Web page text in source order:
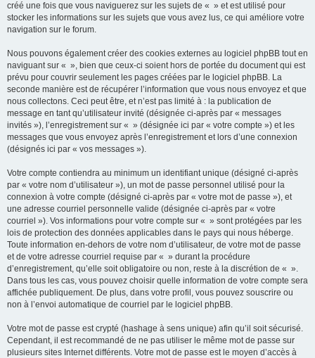
créé une fois que vous naviguerez sur les sujets de « » et est utilisé pour
stocker les informations sur les sujets que vous avez lus, ce qui améliore votre
navigation sur le forum.
Nous pouvons également créer des cookies externes au logiciel phpBB tout en
naviguant sur « », bien que ceux-ci soient hors de portée du document qui est
prévu pour couvrir seulement les pages créées par le logiciel phpBB. La
seconde manière est de récupérer l’information que vous nous envoyez et que
nous collectons. Ceci peut être, et n’est pas limité à : la publication de
message en tant qu’utilisateur invité (désignée ci-après par « messages
invités »), l’enregistrement sur « » (désignée ici par « votre compte ») et les
messages que vous envoyez après l’enregistrement et lors d’une connexion
(désignés ici par « vos messages »).
Votre compte contiendra au minimum un identifiant unique (désigné ci-après
par « votre nom d’utilisateur »), un mot de passe personnel utilisé pour la
connexion à votre compte (désigné ci-après par « votre mot de passe »), et
une adresse courriel personnelle valide (désignée ci-après par « votre
courriel »). Vos informations pour votre compte sur « » sont protégées par les
lois de protection des données applicables dans le pays qui nous héberge.
Toute information en-dehors de votre nom d’utilisateur, de votre mot de passe
et de votre adresse courriel requise par « » durant la procédure
d’enregistrement, qu’elle soit obligatoire ou non, reste à la discrétion de « ».
Dans tous les cas, vous pouvez choisir quelle information de votre compte sera
affichée publiquement. De plus, dans votre profil, vous pouvez souscrire ou
non à l’envoi automatique de courriel par le logiciel phpBB.
Votre mot de passe est crypté (hashage à sens unique) afin qu’il soit sécurisé.
Cependant, il est recommandé de ne pas utiliser le même mot de passe sur
plusieurs sites Internet différents. Votre mot de passe est le moyen d’accès à